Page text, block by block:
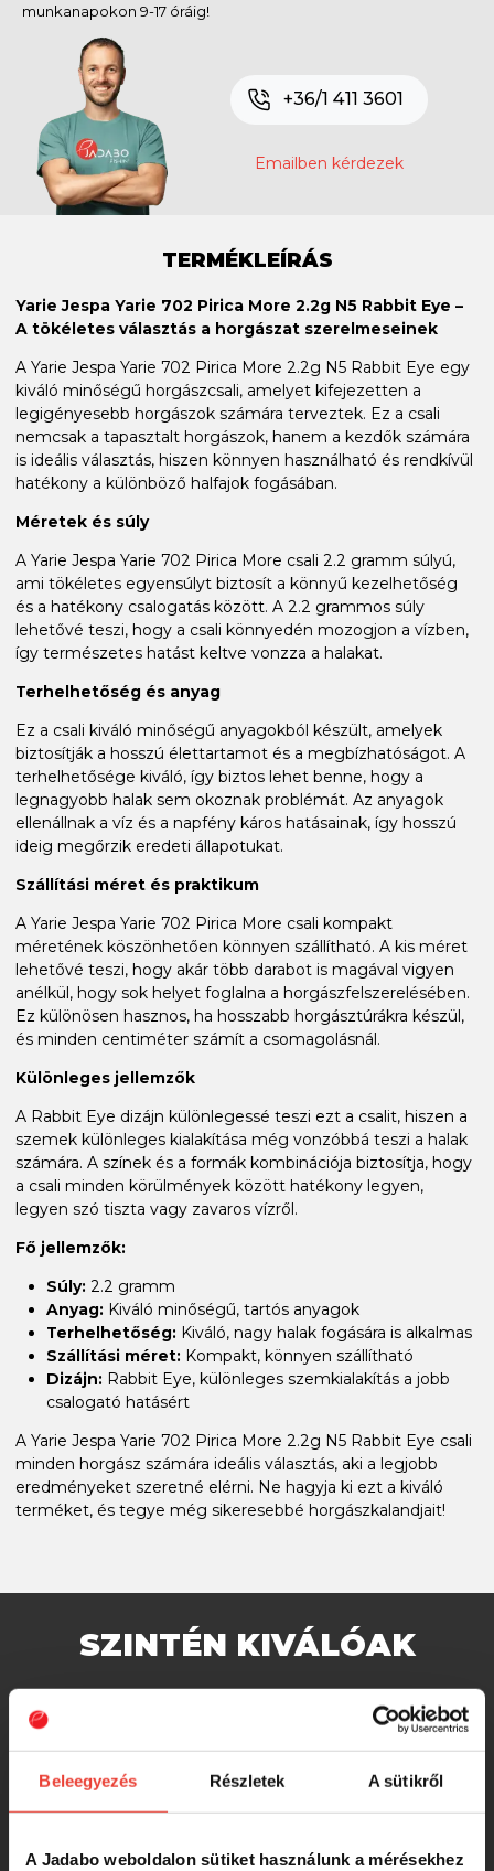
Beleegyezés Részletek A sütikről
A Jadabo weboldalon sütiket használunk a mérésekhez
munkanapokon 9-17 óráig!
+36/1 411 3601
Emailben kérdezek
TERMÉKLEÍRÁS
Yarie Jespa Yarie 702 Pirica More 2.2g N5 Rabbit Eye –
A tökéletes választás a horgászat szerelmeseinek
A Yarie Jespa Yarie 702 Pirica More 2.2g N5 Rabbit Eye egy
kiváló minőségű horgászcsali, amelyet kifejezetten a
legigényesebb horgászok számára terveztek. Ez a csali
nemcsak a tapasztalt horgászok, hanem a kezdők számára
is ideális választás, hiszen könnyen használható és rendkívül
hatékony a különböző halfajok fogásában.
Méretek és súly
A Yarie Jespa Yarie 702 Pirica More csali 2.2 gramm súlyú,
ami tökéletes egyensúlyt biztosít a könnyű kezelhetőség
és a hatékony csalogatás között. A 2.2 grammos súly
lehetővé teszi, hogy a csali könnyedén mozogjon a vízben,
így természetes hatást keltve vonzza a halakat.
Terhelhetőség és anyag
Ez a csali kiváló minőségű anyagokból készült, amelyek
biztosítják a hosszú élettartamot és a megbízhatóságot. A
terhelhetősége kiváló, így biztos lehet benne, hogy a
legnagyobb halak sem okoznak problémát. Az anyagok
ellenállnak a víz és a napfény káros hatásainak, így hosszú
ideig megőrzik eredeti állapotukat.
Szállítási méret és praktikum
A Yarie Jespa Yarie 702 Pirica More csali kompakt
méretének köszönhetően könnyen szállítható. A kis méret
lehetővé teszi, hogy akár több darabot is magával vigyen
anélkül, hogy sok helyet foglalna a horgászfelszerelésében.
Ez különösen hasznos, ha hosszabb horgásztúrákra készül,
és minden centiméter számít a csomagolásnál.
Különleges jellemzők
A Rabbit Eye dizájn különlegessé teszi ezt a csalit, hiszen a
szemek különleges kialakítása még vonzóbbá teszi a halak
számára. A színek és a formák kombinációja biztosítja, hogy
a csali minden körülmények között hatékony legyen,
legyen szó tiszta vagy zavaros vízről.
Fő jellemzők:
Súly: 2.2 gramm
Anyag: Kiváló minőségű, tartós anyagok
Terhelhetőség: Kiváló, nagy halak fogására is alkalmas
Szállítási méret: Kompakt, könnyen szállítható
Dizájn: Rabbit Eye, különleges szemkialakítás a jobb
csalogató hatásért
A Yarie Jespa Yarie 702 Pirica More 2.2g N5 Rabbit Eye csali
minden horgász számára ideális választás, aki a legjobb
eredményeket szeretné elérni. Ne hagyja ki ezt a kiváló
terméket, és tegye még sikeresebbé horgászkalandjait!
SZINTÉN KIVÁLÓAK
Yarie Jespa Yarie 702 Pirica More 1.0g
Bb9 Rust támolygó villantó
Yarie Jespa Yarie 702 Pirica More 1.0g